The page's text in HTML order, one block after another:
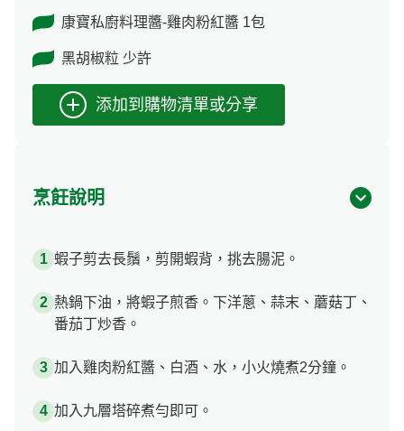
康寶私廚料理醬-雞肉粉紅醬 1包
黑胡椒粒 少許
烹飪說明
蝦子剪去長鬚，剪開蝦背，挑去腸泥。
熱鍋下油，將蝦子煎香。下洋蔥、蒜末、蘑菇丁、
番茄丁炒香。
加入雞肉粉紅醬、白酒、水，小火燒煮2分鐘。
加入九層塔碎煮勻即可。